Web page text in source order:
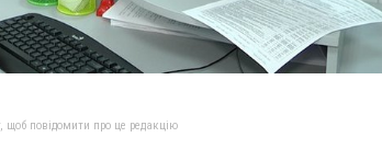
щоб повідомити про це редакцію